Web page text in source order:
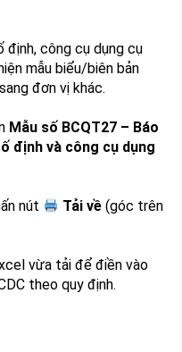
định, công cụ dụng cụ
mẫu biểu/biên bản
đơn vị khác.
Mẫu số BCQT27 – Báo
định và công cụ dụng
nút Tải về (góc trên
vừa tải để điền vào
theo quy định.